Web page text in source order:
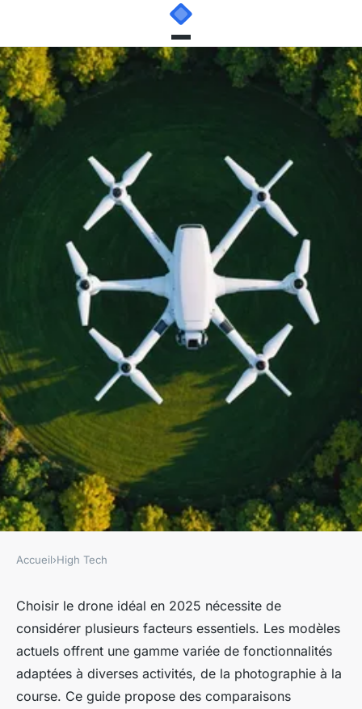
HIGH TECH
Votre guide complet pour
choisir le meilleur drone en
2025
hippolyte•17 janvier 2025•8 min de lecture
Accueil›High Tech
Choisir le drone idéal en 2025 nécessite de
considérer plusieurs facteurs essentiels. Les modèles
actuels offrent une gamme variée de fonctionnalités
adaptées à diverses activités, de la photographie à la
course. Ce guide propose des comparaisons